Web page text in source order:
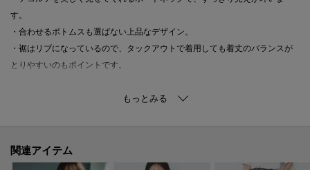
す。
・合わせるボトムスも選ばない上品なデザイン。
・裾はリブになっているので、タックアウトで着用しても着丈のバランスが
とりやすいのもポイントです。
感があります。
・もっちりと肉感があり、一枚で着用しても安心。
関連アイテム